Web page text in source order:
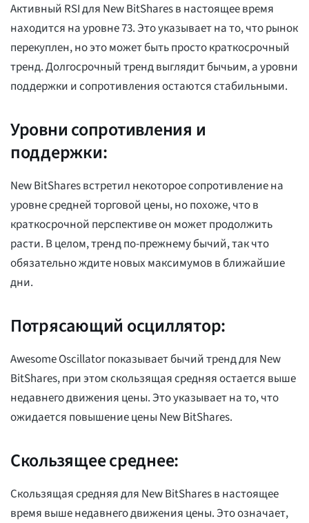
Активный RSI для New BitShares в настоящее время
находится на уровне 73. Это указывает на то, что рынок
перекуплен, но это может быть просто краткосрочный
тренд. Долгосрочный тренд выглядит бычьим, а уровни
поддержки и сопротивления остаются стабильными.
Уровни сопротивления и
поддержки:
New BitShares встретил некоторое сопротивление на
уровне средней торговой цены, но похоже, что в
краткосрочной перспективе он может продолжить
расти. В целом, тренд по-прежнему бычий, так что
обязательно ждите новых максимумов в ближайшие
дни.
Потрясающий осциллятор:
Awesome Oscillator показывает бычий тренд для New
BitShares, при этом скользящая средняя остается выше
недавнего движения цены. Это указывает на то, что
ожидается повышение цены New BitShares.
Скользящее среднее:
Скользящая средняя для New BitShares в настоящее
время выше недавнего движения цены. Это означает,